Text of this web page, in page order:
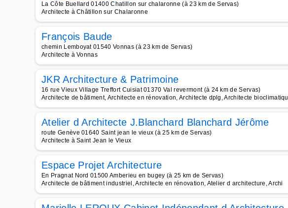
La Côte Buellard 01400 Chatillon sur chalaronne (à 23 km de Servas)
Architecte à Châtillon sur Chalaronne
François Baude
chemin Lemboyat 01540 Vonnas (à 23 km de Servas)
Architecte à Vonnas
JKR Architecture & Patrimoine
16 rue Vieux Village Treffort Cuisiat 01370 Val revermont (à 24 km de Servas)
Architecte de bâtiment, Architecte en rénovation, Architecte dplg, Architecte bioclimatiqu
Atelier d Architecte J.Blanchard Blanchard Jérôme
route Genève 01640 Saint jean le vieux (à 25 km de Servas)
Architecte à Saint Jean le Vieux
Espace Projet Architecture
En Pragnat Nord 01500 Amberieu en bugey (à 25 km de Servas)
Architecte de bâtiment industriel, Architecte en rénovation, Atelier d architecture, Archi